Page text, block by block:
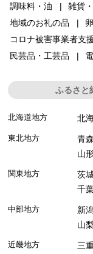
調味料・油
雑貨
地域のお礼の品
コロナ被害事業者支
民芸品・工芸品
ふるさと
北海道地方 北
東北地方 青
山
関東地方 茨
千
中部地方 新
山
近畿地方 三